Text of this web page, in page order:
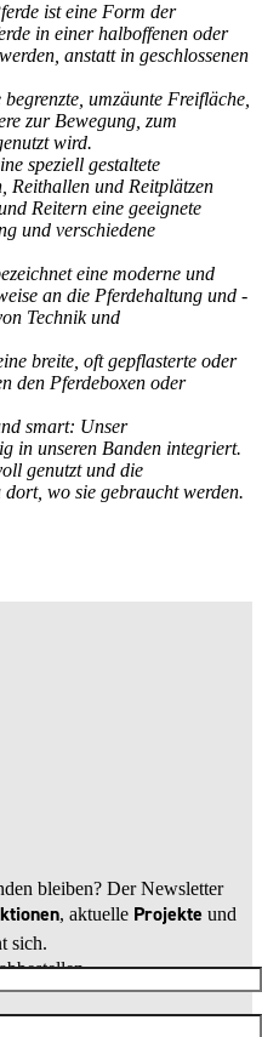
ist eine Form der
in einer halboffenen oder
anstatt in geschlossenen
umzäunte Freifläche,
zur Bewegung, zum
wird.
speziell gestaltete
Reithallen und Reitplätzen
Reitern eine geeignete
und verschiedene
eine moderne und
an die Pferdehaltung und -
Technik und
breite, oft gepflasterte oder
den Pferdeboxen oder
smart: Unser
in unseren Banden integriert.
genutzt und die
wo sie gebraucht werden.
bleiben? Der Newsletter
, aktuelle Projekte und
sich.